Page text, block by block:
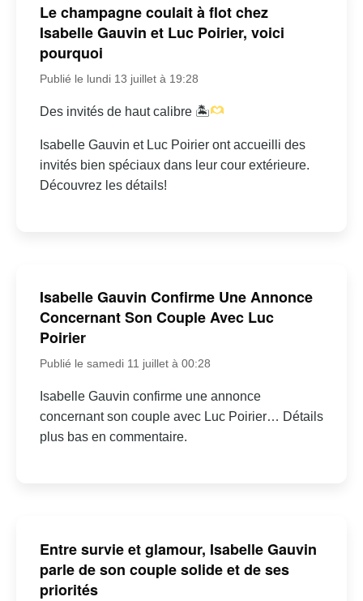
Le champagne coulait à flot chez
Isabelle Gauvin et Luc Poirier, voici
pourquoi
Publié le lundi 13 juillet à 19:28
Des invités de haut calibre 🏝
Isabelle Gauvin et Luc Poirier ont accueilli des
invités bien spéciaux dans leur cour extérieure.
Découvrez les détails!
Isabelle Gauvin Confirme Une Annonce
Concernant Son Couple Avec Luc
Poirier
Publié le samedi 11 juillet à 00:28
Isabelle Gauvin confirme une annonce
concernant son couple avec Luc Poirier… Détails
plus bas en commentaire.
Entre survie et glamour, Isabelle Gauvin
parle de son couple solide et de ses
priorités